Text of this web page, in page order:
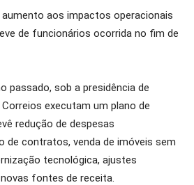
aos impactos operacionais
de funcionários ocorrida no fim de
passado, sob a presidência de
executam um plano de
redução de despesas
de contratos, venda de imóveis sem
tecnológica, ajustes
fontes de receita.